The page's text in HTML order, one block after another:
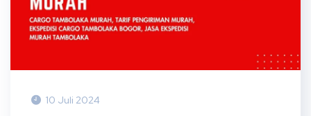
10 Juli 2024